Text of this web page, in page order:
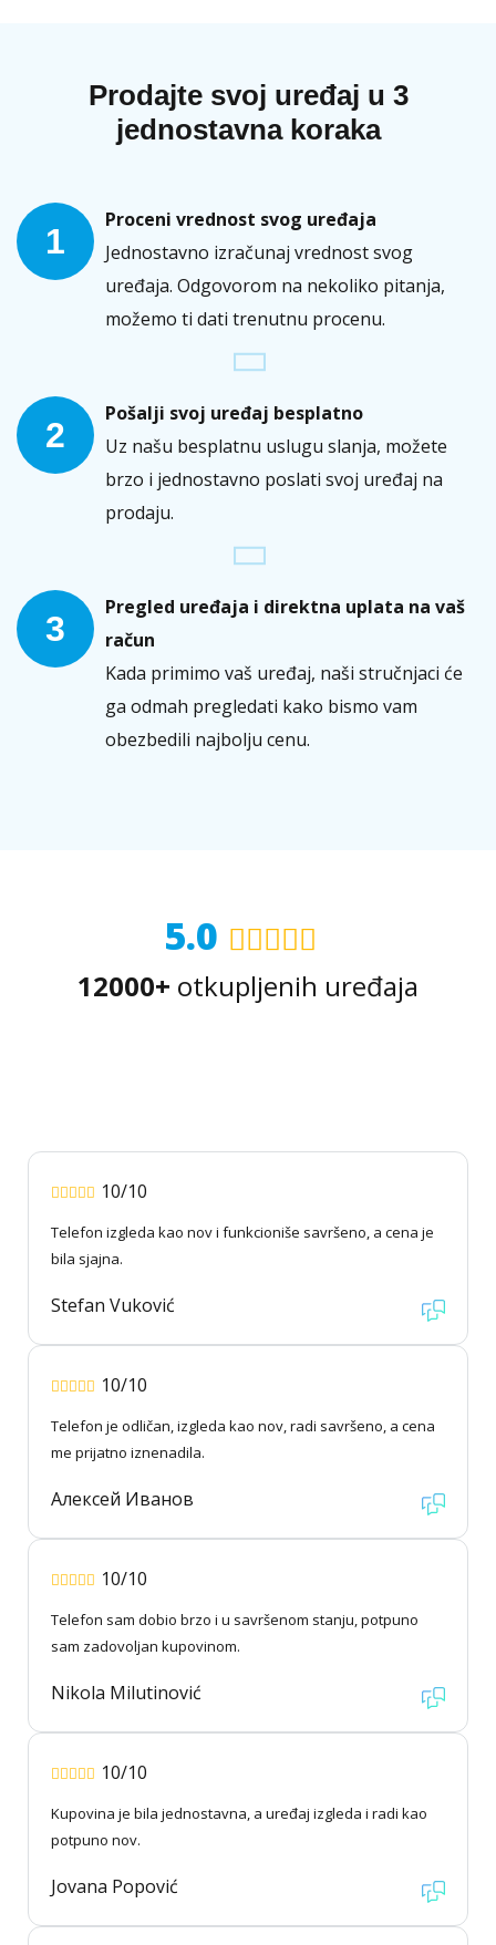
Prodajte svoj uređaj u 3
jednostavna koraka
1
Proceni vrednost svog uređaja
Jednostavno izračunaj vrednost svog
uređaja. Odgovorom na nekoliko pitanja,
možemo ti dati trenutnu procenu.
2
Pošalji svoj uređaj besplatno
Uz našu besplatnu uslugu slanja, možete
brzo i jednostavno poslati svoj uređaj na
prodaju.
3
Pregled uređaja i direktna uplata na vaš
račun
Kada primimo vaš uređaj, naši stručnjaci će
ga odmah pregledati kako bismo vam
obezbedili najbolju cenu.
5.0
12000+ otkupljenih uređaja
10/10
Telefon izgleda kao nov i funkcioniše savršeno, a cena je
bila sjajna.
Stefan Vuković
10/10
Telefon je odličan, izgleda kao nov, radi savršeno, a cena
me prijatno iznenadila.
Алексей Иванов
10/10
Telefon sam dobio brzo i u savršenom stanju, potpuno
sam zadovoljan kupovinom.
Nikola Milutinović
10/10
Kupovina je bila jednostavna, a uređaj izgleda i radi kao
potpuno nov.
Jovana Popović